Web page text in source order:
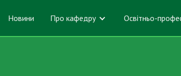
Новини
Про кафедру Освітньо-